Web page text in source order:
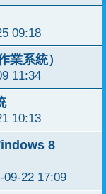
09:18
系統）
11:34
10:13
8
09-22 17:09